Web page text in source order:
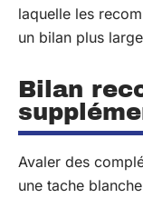
laquelle les
un bilan plus
Bilan
Avaler des
une tache